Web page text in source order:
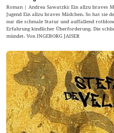
Roman | Andrea Sawatzki: Ein allzu braves
Jugend Ein allzu braves Mädchen. So hat sie
nur die schmale Statur und auffallend
Erfahrung kindlicher Überforderung. Die
mündet. Von INGEBORG JAISER